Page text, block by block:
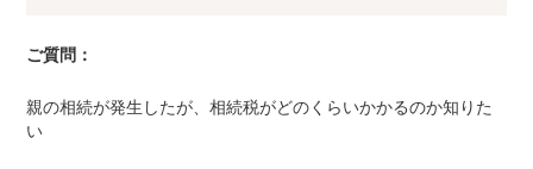
ご質問：
親の相続が発生したが、相続税がどのくらいかかるのか知りた
い